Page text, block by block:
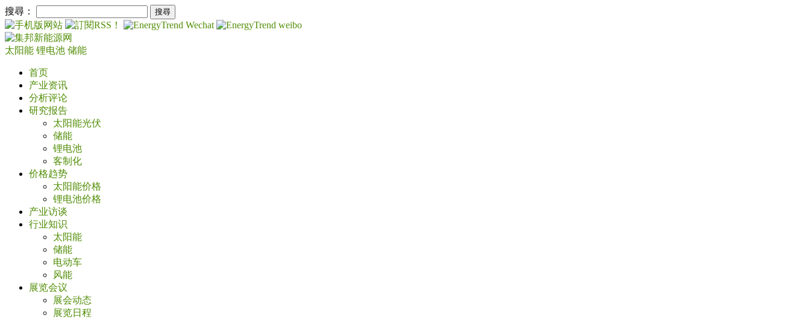
搜尋：
太阳能 锂电池 储能
首页
产业资讯
分析评论
研究报告
太阳能光伏
储能
锂电池
客制化
价格趋势
太阳能价格
锂电池价格
产业访谈
行业知识
太阳能
储能
电动车
风能
展览会议
展会动态
展览日程